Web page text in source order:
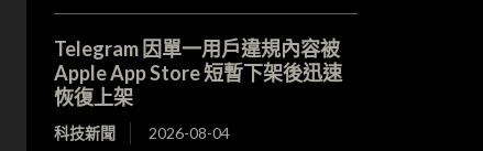
Telegram 因單一用戶違規內容被
Apple App Store 短暫下架後迅速
恢復上架
科技新聞 2026-08-04